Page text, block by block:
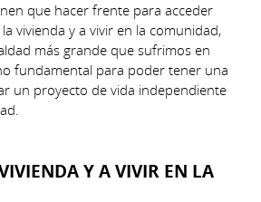
que hacer frente para acceder
vivienda y a vivir en la comunidad,
más grande que sufrimos en
fundamental para poder tener una
un proyecto de vida independiente
Y A VIVIR EN LA